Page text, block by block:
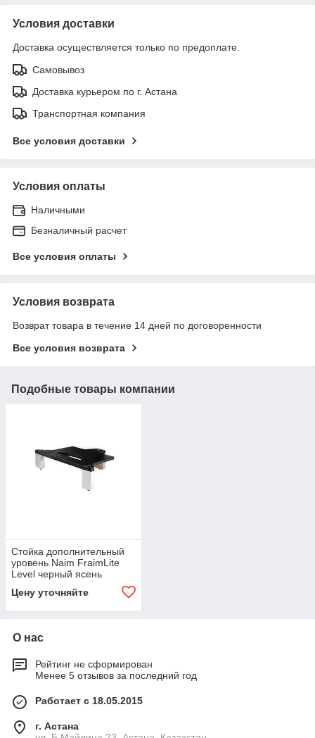
Условия доставки
Доставка осуществляется только по предоплате.
Самовывоз
Доставка курьером по г. Астана
Транспортная компания
Все условия доставки
Условия оплаты
Наличными
Безналичный расчет
Все условия оплаты
Условия возврата
Возврат товара в течение 14 дней по договоренности
Все условия возврата
Подобные товары компании
Стойка дополнительный
уровень Naim FraimLite
Level черный ясень
Цену уточняйте
О нас
Рейтинг не сформирован
Менее 5 отзывов за последний год
Работает с 18.05.2015
г. Астана